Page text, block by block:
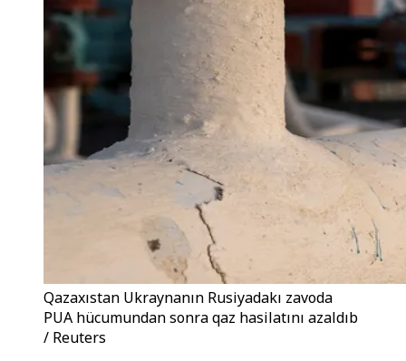
Qazaxıstan Ukraynanın Rusiyadakı zavoda
PUA hücumundan sonra qaz hasilatını azaldıb
/ Reuters